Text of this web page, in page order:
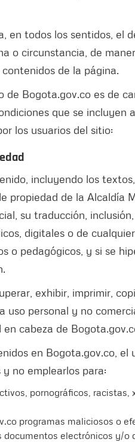
en todos los sentidos, el
o circunstancia, de
de la página.
de Bogota.gov.co es de
que se incluyen
los usuarios del sitio:
incluyendo los
propiedad de la Alcaldía
su traducción,
digitales o de
o pedagógicos, y si se
exhibir, imprimir,
uso personal y no
cabeza de
en Bogota.gov.co,
no emplearlos para:
pornográficos,
programas maliciosos o
documentos electrónicos y/o